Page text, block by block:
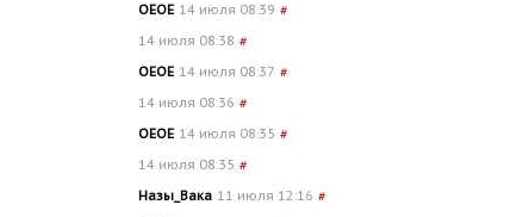
OEOE 14 июля 08:39 #
14 июля 08:38 #
OEOE 14 июля 08:37 #
14 июля 08:36 #
OEOE 14 июля 08:35 #
14 июля 08:35 #
Назы_Вака 11 июля 12:16 #